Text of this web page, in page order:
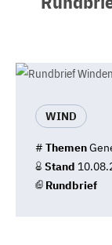
WIND
# Themen
Stand
Rundbrief